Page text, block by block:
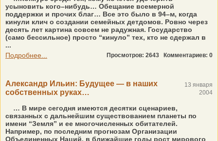
усыновить кого–нибудь… Обещание всемерной
поддержки и прочих благ… Все это было в 94–м, когда
кинули клич о создании семейных детдомов. Ровно через
десять лет картина совсем не радужная. Государство
(само бессильное) просто “кинуло” тех, кто не сдержал в
...
Подробнее...
Просмотров: 2643 Комментариев: 0
Александр Ильин: Будущее — в наших
собственных руках…
13 января
2004
… В мире сегодня имеются десятки сценариев,
связанных с дальнейшим существованием планеты по
имени “Земля” и ее многочисленных обитателей.
Например, по последним прогнозам Организации
Объединенных Наций, в ближайшие годы рост мирового